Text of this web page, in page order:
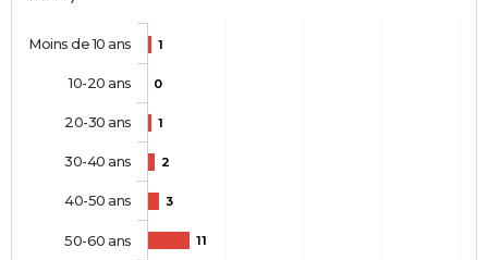
1
0
1
2
3
11
Moins de 10 ans
10-20 ans
20-30 ans
30-40 ans
40-50 ans
50-60 ans